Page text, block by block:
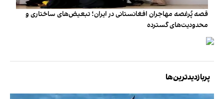
قصه پُرغصه مهاجران افغانستانی در ایران؛ تبعیض‌های ساختاری و
محدودیت‌های گسترده
پربازدیدترین‌ها